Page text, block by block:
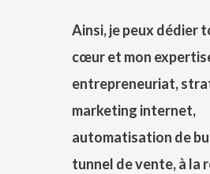
Ainsi, je peux dédier
cœur et mon
entrepreneuriat,
marketing internet,
automatisation de
tunnel de vente, à la